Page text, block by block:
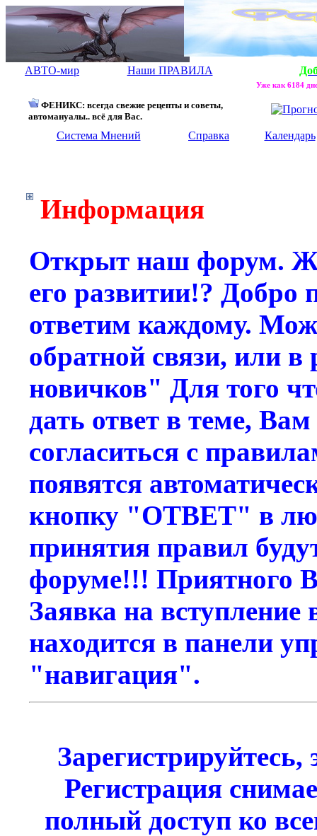
АВТО-мир Наши ПРАВИЛА
Уже как 6184
ФЕНИКС: всегда свежие рецепты и советы,
автомануалы.. всё для Вас.
Система Мнений Справка Календарь
Информация
Открыт наш форум.
его развитии!?
ответим каждому.
обратной связи, или
новичков" Для того
дать ответ в теме,
согласиться с
появятся
кнопку "ОТВЕТ" в
принятия правил
форуме!!! Приятного
Заявка на
находится в панели
"навигация".
Зарегистрируйтесь,
Регистрация
полный доступ ко